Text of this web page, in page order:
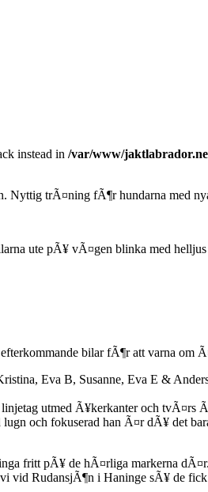
instead in /var/www/
trÃ¤ning fÃ¶r hundarna med
ute pÃ¥ vÃ¤gen blinka med
bilar fÃ¶r att varna om
Eva B, Susanne, Eva E &
utmed Ã¥kerkanter och tvÃ¤rs
och fokuserad han Ã¤r dÃ¥ det
fritt pÃ¥ de hÃ¤rliga markerna
RudansjÃ¶n i Haninge sÃ¥ de fick